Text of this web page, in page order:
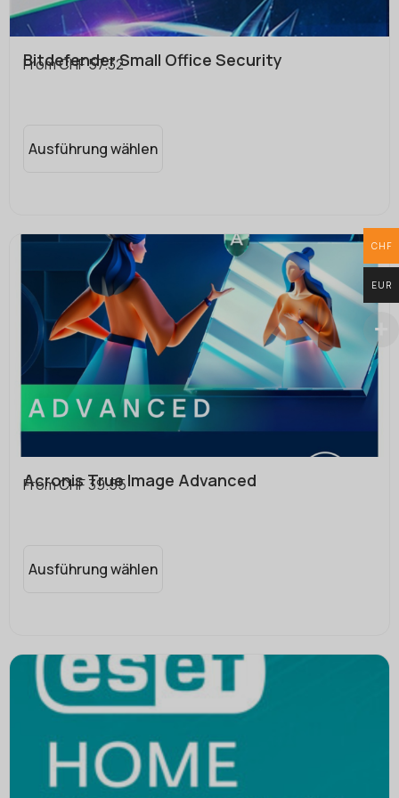
Bitdefender Small Office Security
FromCHF57.32
Ausführung wählen
Acronis True Image Advanced
FromCHF39.55
Ausführung wählen
CHF
EUR